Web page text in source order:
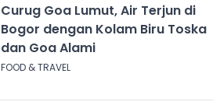
Curug Goa Lumut, Air Terjun di
Bogor dengan Kolam Biru Toska
dan Goa Alami
FOOD & TRAVEL